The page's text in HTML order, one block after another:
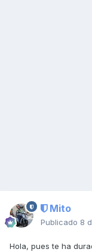
Mito
Publicado 8
Hola, pues te ha